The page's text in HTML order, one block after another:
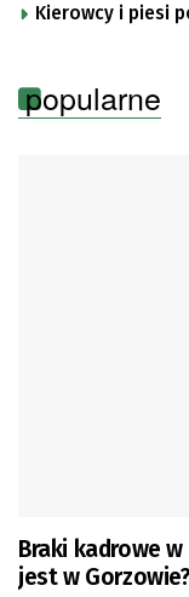
Kierowcy i piesi
popularne
Braki kadrowe
jest w Gorzowie?